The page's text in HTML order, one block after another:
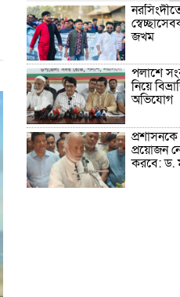
জখম
পলাশে
নিয়ে
অভিযোগ
প্রয়োজন
করবে: ড.